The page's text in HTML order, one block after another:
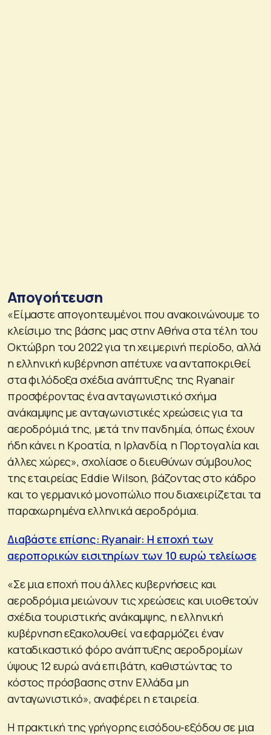
Απογοήτευση
«Είμαστε απογοητευμένοι που ανακοινώνουμε το
κλείσιμο της βάσης μας στην Αθήνα στα τέλη του
Οκτώβρη του 2022 για τη χειμερινή περίοδο, αλλά
η ελληνική κυβέρνηση απέτυχε να ανταποκριθεί
στα φιλόδοξα σχέδια ανάπτυξης της Ryanair
προσφέροντας ένα ανταγωνιστικό σχήμα
ανάκαμψης με ανταγωνιστικές χρεώσεις για τα
αεροδρόμιά της, μετά την πανδημία, όπως έχουν
ήδη κάνει η Κροατία, η Ιρλανδία, η Πορτογαλία και
άλλες χώρες», σχολίασε ο διευθύνων σύμβουλος
της εταιρείας Eddie Wilson, βάζοντας στο κάδρο
και το γερμανικό μονοπώλιο που διαχειρίζεται τα
παραχωρημένα ελληνικά αεροδρόμια.
Διαβάστε επίσης: Ryanair: Η εποχή των
αεροπορικών εισιτηρίων των 10 ευρώ τελείωσε
«Σε μια εποχή που άλλες κυβερνήσεις και
αεροδρόμια μειώνουν τις χρεώσεις και υιοθετούν
σχέδια τουριστικής ανάκαμψης, η ελληνική
κυβέρνηση εξακολουθεί να εφαρμόζει έναν
καταδικαστικό φόρο ανάπτυξης αεροδρομίων
ύψους 12 ευρώ ανά επιβάτη, καθιστώντας το
κόστος πρόσβασης στην Ελλάδα μη
ανταγωνιστικό», αναφέρει η εταιρεία.
Η πρακτική της γρήγορης εισόδου-εξόδου σε μια